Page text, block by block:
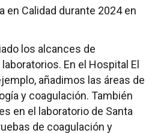
en Calidad durante 2024 en
los alcances de
En el Hospital El
añadimos las áreas de
y coagulación. También
en el laboratorio de Santa
de coagulación y